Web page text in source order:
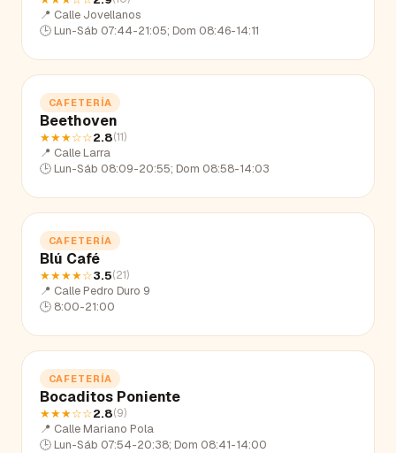
📍 Calle Jovellanos
🕒 Lun-Sáb 07:44-21:05; Dom 08:46-14:11
CAFETERÍA
Beethoven
★★★☆☆2.8(11)
📍 Calle Larra
🕒 Lun-Sáb 08:09-20:55; Dom 08:58-14:03
CAFETERÍA
Blú Café
★★★★☆3.5(21)
📍 Calle Pedro Duro 9
🕒 8:00-21:00
CAFETERÍA
Bocaditos Poniente
★★★☆☆2.8(9)
📍 Calle Mariano Pola
🕒 Lun-Sáb 07:54-20:38; Dom 08:41-14:00